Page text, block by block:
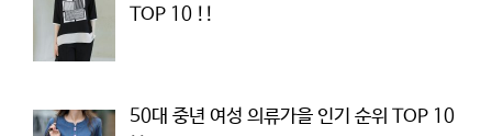
TOP 10 !!
50대 중년 여성 의류가을 인기 순위 TOP 10